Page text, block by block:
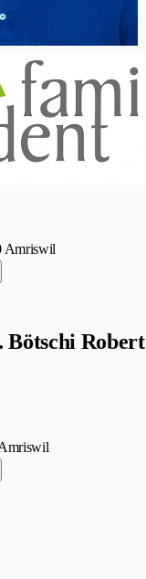
Amriswil
Bötschi Robert